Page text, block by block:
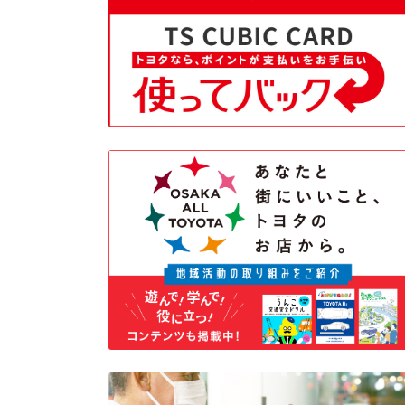
アクアを一部改良
詳しくはこちら
北米発、Newハイランダーデビュー
パワーとコンフォートを極めた北米生産ハイブリッ
ドSUVの発売がスタート。
詳しくはこちら
2026-07-01
カローラクロス
カローラクロスを一部改良